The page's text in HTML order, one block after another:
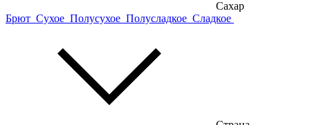
Сахар
Брют Сухое Полусухое Полусладкое Сладкое